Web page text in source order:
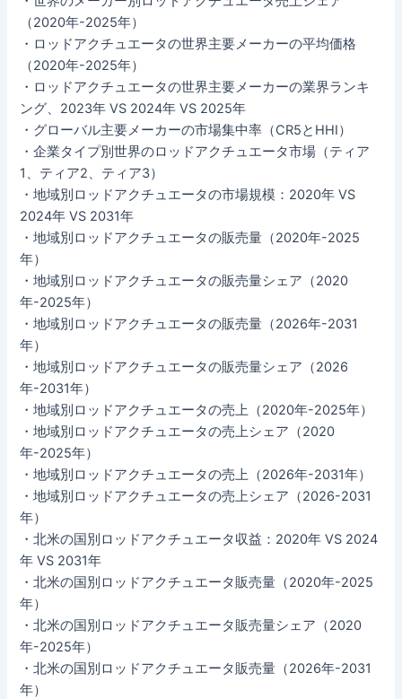
（2020年-2025年）
・ロッドアクチュエータの世界主要メーカーの平均価格
（2020年-2025年）
・ロッドアクチュエータの世界主要メーカーの業界ランキ
ング、2023年 VS 2024年 VS 2025年
・グローバル主要メーカーの市場集中率（CR5とHHI）
・企業タイプ別世界のロッドアクチュエータ市場（ティア
1、ティア2、ティア3）
・地域別ロッドアクチュエータの市場規模：2020年 VS
2024年 VS 2031年
・地域別ロッドアクチュエータの販売量（2020年-2025
年）
・地域別ロッドアクチュエータの販売量シェア（2020
年-2025年）
・地域別ロッドアクチュエータの販売量（2026年-2031
年）
・地域別ロッドアクチュエータの販売量シェア（2026
年-2031年）
・地域別ロッドアクチュエータの売上（2020年-2025年）
・地域別ロッドアクチュエータの売上シェア（2020
年-2025年）
・地域別ロッドアクチュエータの売上（2026年-2031年）
・地域別ロッドアクチュエータの売上シェア（2026-2031
年）
・北米の国別ロッドアクチュエータ収益：2020年 VS 2024
年 VS 2031年
・北米の国別ロッドアクチュエータ販売量（2020年-2025
年）
・北米の国別ロッドアクチュエータ販売量シェア（2020
年-2025年）
・北米の国別ロッドアクチュエータ販売量（2026年-2031
年）